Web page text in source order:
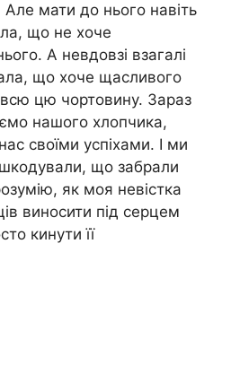
мати до нього навіть
що не хоче
А невдовзі взагалі
що хоче щасливого
цю чортовину. Зараз
нашого хлопчика,
своїми успіхами. І ми
що забрали
як моя невістка
виносити під серцем
кинути її